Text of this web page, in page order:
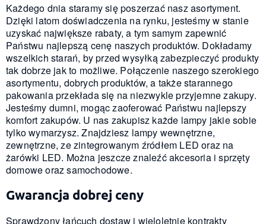
Każdego dnia staramy się poszerzać nasz asortyment.
Dzięki latom doświadczenia na rynku, jesteśmy w stanie
uzyskać największe rabaty, a tym samym zapewnić
Państwu najlepszą cenę naszych produktów. Dokładamy
wszelkich starań, by przed wysyłką zabezpieczyć produkty
tak dobrze jak to możliwe. Połączenie naszego szerokiego
asortymentu, dobrych produktów, a także starannego
pakowania przekłada się na niezwykle przyjemne zakupy.
Jesteśmy dumni, mogąc zaoferować Państwu najlepszy
komfort zakupów. U nas zakupisz każde lampy jakie sobie
tylko wymarzysz. Znajdziesz lampy wewnętrzne,
zewnętrzne, ze zintegrowanym źródłem LED oraz na
żarówki LED. Można jeszcze znaleźć akcesoria i sprzęty
domowe oraz samochodowe.
Gwarancja dobrej ceny
Sprawdzony łańcuch dostaw i wieloletnie kontrakty